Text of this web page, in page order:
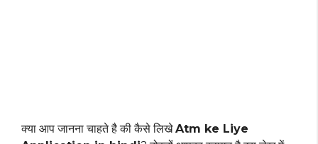
क्या आप जानना चाहते है की कैसे लिखेAtm ke Liye